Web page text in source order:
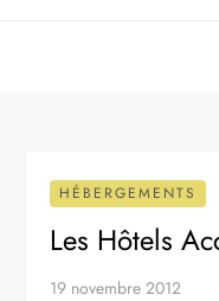
HÉBERGEMENTS
Les Hôtels
19 novembre 2012